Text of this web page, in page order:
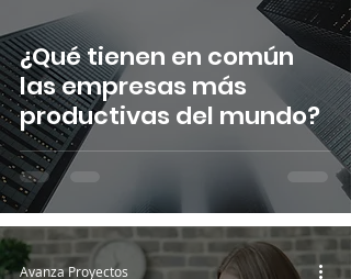
¿Qué tienen en común
las empresas más
productivas del mundo?
Avanza Proyectos